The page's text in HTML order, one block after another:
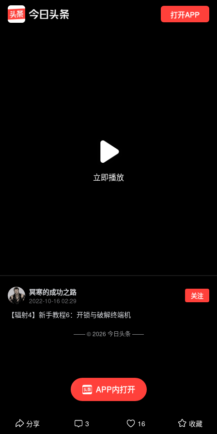
打开APP
APP内打开
冥寒的成功之路
2022-10-16 02:29
关注
【辐射4】新手教程6：开锁与破解终端机
分享 3 16 收藏
—— ©2026 今日头条——